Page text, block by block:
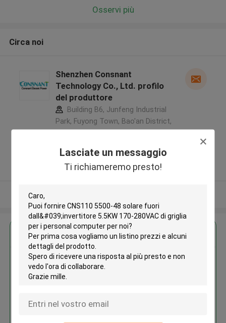
Lasciate un messaggio
Ti richiameremo presto!
Osservi più
Circa noi
Shenzhen Consnant
Technology Co., Ltd. profilo
del produttore
Building B6, Junfeng Industrial
Park, Fuyong Town, Bao'an District,
5.0
Fornitore verificato
Ottieni il miglior prezzo per
CNS110 5500-48 solare fuori